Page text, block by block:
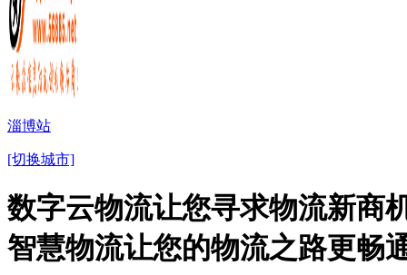
淄博站
[切换城市]
数字云物流让您寻求物流新商
智慧物流让您的物流之路更畅